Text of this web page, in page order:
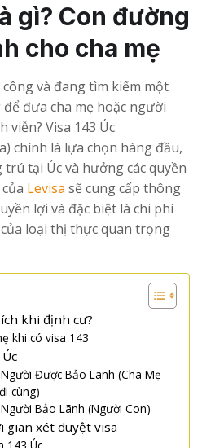
gì? Con đường
cho cha mẹ
và đang tìm kiếm một
đưa cha mẹ hoặc người
viễn? Visa 143 Úc
chính là lựa chọn hàng đầu,
tại Úc và hưởng các quyền
Levisa sẽ cung cấp thông
lợi và đặc biệt là chi phí
loại thị thực quan trọng
khi định cư?
khi có visa 143
Được Bảo Lãnh (Cha Mẹ
cùng)
Bảo Lãnh (Người Con)
xét duyệt visa